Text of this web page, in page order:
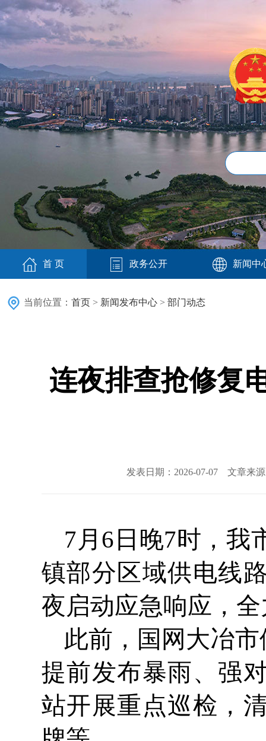
首 页 政务公开 新闻中
当前位置： 首页 > 新闻发布中心 > 部门动态
连夜排查抢修复
发表日期：2026-07-07 文章来
7月6日晚7时，我
镇部分区域供电线
夜启动应急响应，
此前，国网大冶
提前发布暴雨、强
站开展重点巡检，